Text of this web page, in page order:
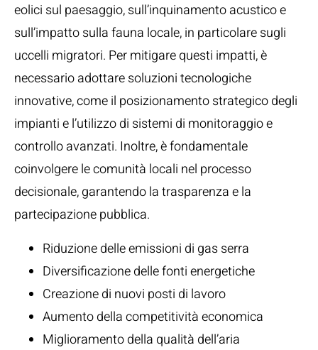
eolici sul paesaggio, sull’inquinamento acustico e
sull’impatto sulla fauna locale, in particolare sugli
uccelli migratori. Per mitigare questi impatti, è
necessario adottare soluzioni tecnologiche
innovative, come il posizionamento strategico degli
impianti e l’utilizzo di sistemi di monitoraggio e
controllo avanzati. Inoltre, è fondamentale
coinvolgere le comunità locali nel processo
decisionale, garantendo la trasparenza e la
partecipazione pubblica.
Riduzione delle emissioni di gas serra
Diversificazione delle fonti energetiche
Creazione di nuovi posti di lavoro
Aumento della competitività economica
Miglioramento della qualità dell’aria